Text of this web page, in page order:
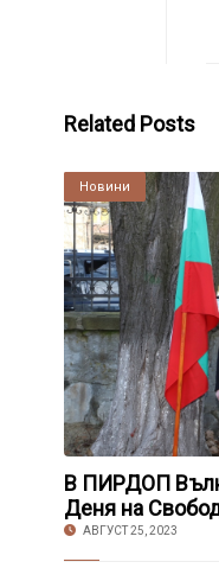
Related Posts
Култура
Новини
В ПИРДОП
Деня на
АВГУСТ 25, 2023